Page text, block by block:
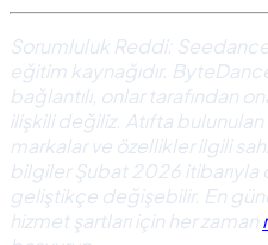
Sorumluluk Reddi:
eğitim kaynağıdır.
bağlantılı, onlar tarafından
ilişkili değiliz. Atıfta
markalar ve özellikler ilgili
bilgiler Şubat 2026
geliştikçe değişebilir. En
hizmet şartları için her zaman